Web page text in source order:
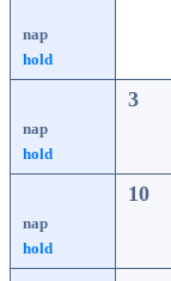
nap
hold
nap
hold
3
nap
hold
10